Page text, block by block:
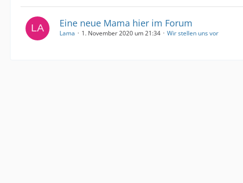
Eine neue Mama hier im Forum
Lama 1. November 2020 um 21:34 Wir stellen uns vor